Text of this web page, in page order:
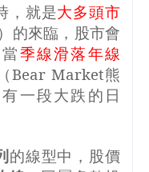
，就是大多頭市
的來臨，股市會
季線滑落年線
（Bear Market熊
一段大跌的日
的線型中，股價